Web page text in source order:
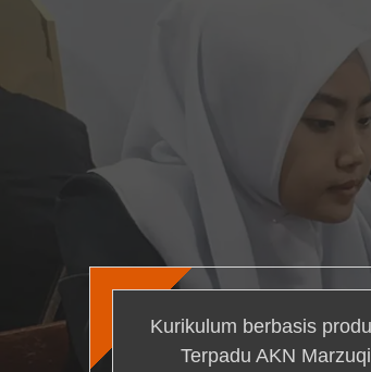
Kurikulum berbasis
Terpadu AKN